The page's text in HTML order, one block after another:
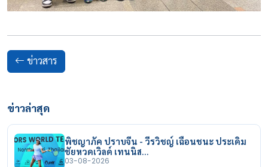
ข่าวสาร
ข่าวล่าสุด
พิชญาภัค ปราบจีน - วีรวิชญ์ เฉือนชนะ ประเดิม
ชัยหวดเวิลด์ เทนนิส…
03-08-2026